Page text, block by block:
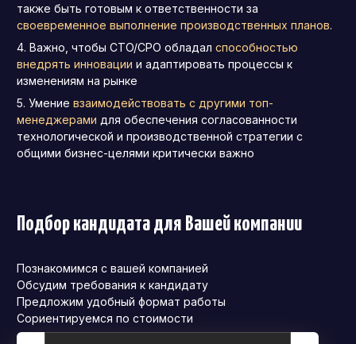
также быть готовым к ответственности за
своевременное выполнение производственных планов.
Важно, чтобы CTO/CPO обладал способностью
внедрять инновации и адаптировать процессы к
изменениям на рынке
Умение взаимодействовать с другими топ-
менеджерами для обеспечения согласованности
технологической и производственной стратегии с
общими бизнес-целями критически важно
Подбор кандидата для Вашей компании
Познакомимся с вашей компанией
Обсудим требования к кандидату
Предложим удобный формат работы
Сориентируемся по стоимости